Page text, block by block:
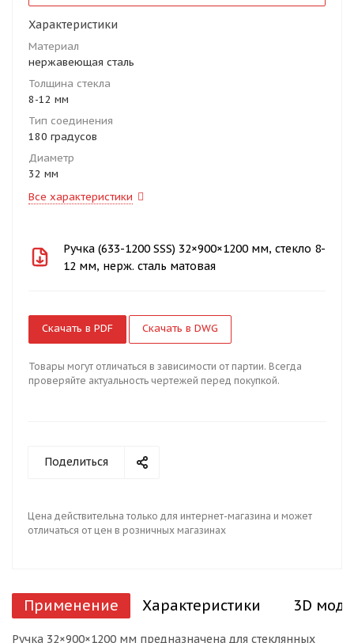
Характеристики
Материал
нержавеющая сталь
Толщина стекла
8-12 мм
Тип соединения
180 градусов
Диаметр
32 мм
Все характеристики
Ручка (633-1200 SSS) 32×900×1200 мм, стекло 8-
12 мм, нерж. сталь матовая
Скачать в PDF Скачать в DWG
Товары могут отличаться в зависимости от партии. Всегда
проверяйте актуальность чертежей перед покупкой.
Поделиться
Цена действительна только для интернет-магазина и может
отличаться от цен в розничных магазинах
Применение Характеристики 3D
Ручка 32×900×1200 мм предназначена для стеклянных